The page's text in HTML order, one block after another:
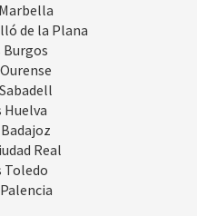
de la Plana
Burgos
Huelva
Real
Toledo